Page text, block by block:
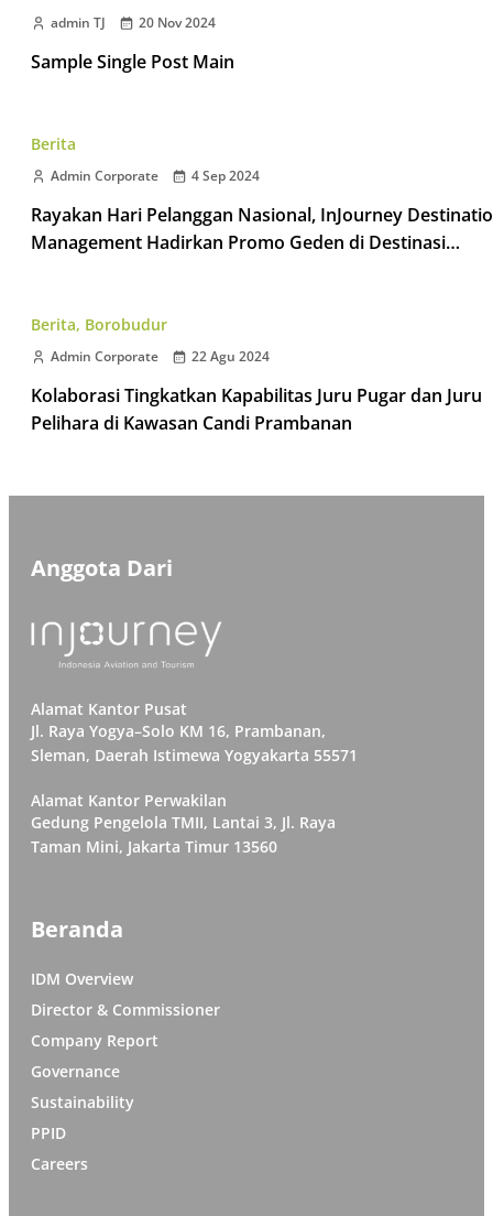
admin TJ 20 Nov 2024
Sample Single Post Main
Berita
Admin Corporate 4 Sep 2024
Rayakan Hari Pelanggan Nasional, InJourney
Management Hadirkan Promo Geden di Destinasi
Berita, Borobudur
Admin Corporate 22 Agu 2024
Kolaborasi Tingkatkan Kapabilitas Juru Pugar dan Juru
Pelihara di Kawasan Candi Prambanan
Anggota Dari
Alamat Kantor Pusat
Jl. Raya Yogya–Solo KM 16, Prambanan,
Sleman, Daerah Istimewa Yogyakarta 55571
Alamat Kantor Perwakilan
Gedung Pengelola TMII, Lantai 3, Jl. Raya
Taman Mini, Jakarta Timur 13560
Beranda
IDM Overview
Director & Commissioner
Company Report
Governance
Sustainability
PPID
Careers